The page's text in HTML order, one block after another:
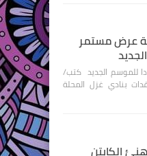
عرض مستمر
للموسم الجديد كتب/
بنادي غزل المحلة
الكابتن